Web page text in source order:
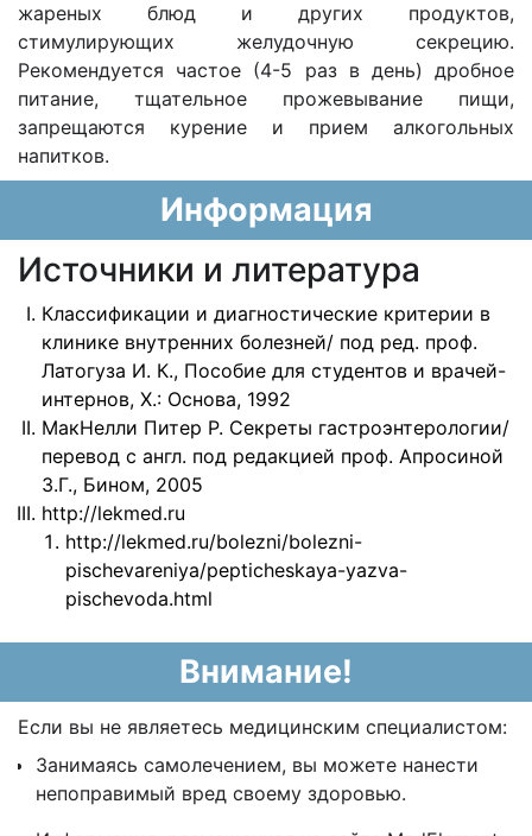
жареных блюд и других продуктов,
стимулирующих желудочную секрецию.
Рекомендуется частое (4-5 раз в день) дробное
питание, тщательное прожевывание пищи,
запрещаются курение и прием алкогольных
напитков.
Информация
Источники и литература
Классификации и диагностические критерии в
клинике внутренних болезней/ под ред. проф.
Латогуза И. К., Пособие для студентов и врачей-
интернов, Х.: Основа, 1992
МакНелли Питер Р. Секреты гастроэнтерологии/
перевод с англ. под редакцией проф. Апросиной
З.Г., Бином, 2005
http://lekmed.ru
http://lekmed.ru/bolezni/bolezni-
pischevareniya/pepticheskaya-yazva-
pischevoda.html
Внимание!
Если вы не являетесь медицинским специалистом:
Занимаясь самолечением, вы можете нанести
непоправимый вред своему здоровью.